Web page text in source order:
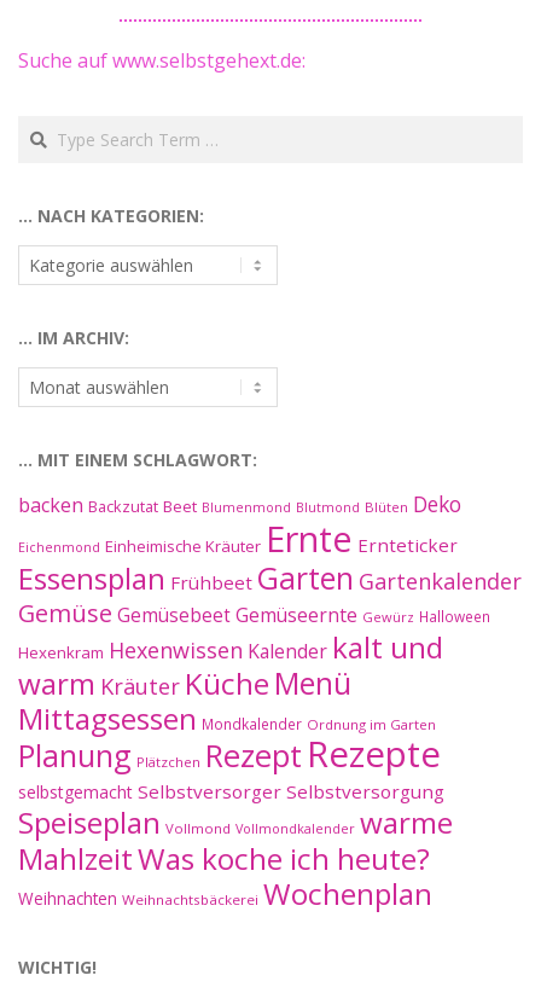
Suche auf www.selbstgehext.de:
Search
… NACH KATEGORIEN:
…
nach
… IM ARCHIV:
…
im
… MIT EINEM SCHLAGWORT:
backen Backzutat Beet Blumenmond Blutmond Blüten Deko
Eichenmond Einheimische Kräuter Ernte Ernteticker
Essensplan Frühbeet Garten Gartenkalender
Gemüse GemüsebeetGemüseernte Gewürz Halloween
Hexenkram Hexenwissen Kalender kalt und
warm Kräuter Küche Menü
Mittagsessen Mondkalender Ordnung im Garten
Planung Plätzchen Rezept Rezepte
selbstgemacht Selbstversorger Selbstversorgung
Speiseplan Vollmond Vollmondkalender warme
MahlzeitWas koche ich heute?
Weihnachten Weihnachtsbäckerei Wochenplan
WICHTIG!